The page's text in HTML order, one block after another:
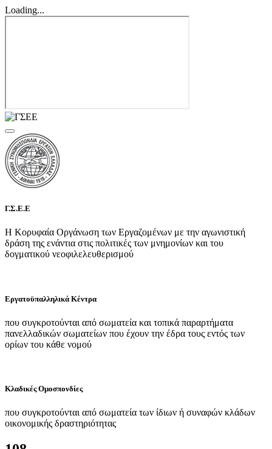
Loading...
Γ.Σ.Ε.Ε
Η Κορυφαία Οργάνωση των Εργαζομένων με την αγωνιστική
δράση της ενάντια στις πολιτικές των μνημονίων και του
δογματικού νεοφιλελευθερισμού
Εργατοϋπαλληλικά Κέντρα
που συγκροτούνται από σωματεία και τοπικά παραρτήματα
πανελλαδικών σωματείων που έχουν την έδρα τους εντός των
ορίων του κάθε νομού
Κλαδικές Ομοσπονδίες
που συγκροτούνται από σωματεία των ίδιων ή συναφών κλάδων
οικονομικής δραστηριότητας